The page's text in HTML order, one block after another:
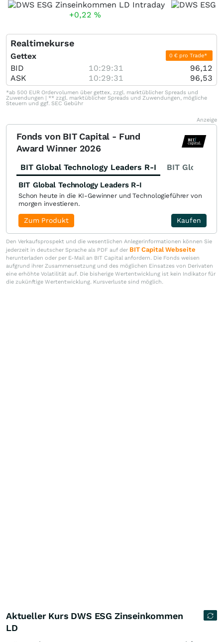
+0,22 %
Realtimekurse
Gettex 0 € pro Trade*
BID 10:29:31
96,12
ASK
10:29:31 96,53
*ab 500 EUR Ordervolumen über gettex, zzgl. marktüblicher Spreads und
Zuwendungen | ** zzgl. marktüblicher Spreads und Zuwendungen, mögliche
Steuern und ggf. SEC Gebühr
Anzeige
Fonds von BIT Capital - Fund
Award Winner 2026
BIT Global Technology Leaders R-I BIT Global
BIT Global Technology Leaders R-I
Schon heute in die KI-Gewinner und Technologieführer von
morgen investieren.
Kaufen
Zum Produkt
Den Verkaufsprospekt und die wesentlichen Anlegerinformationen können Sie
jederzeit in deutscher Sprache als PDF auf der BIT Capital Webseite
herunterladen oder per E-Mail an BIT Capital anfordern. Die Fonds weisen
aufgrund ihrer Zusammensetzung und des möglichen Einsatzes von Derivaten
eine erhöhte Volatilität auf. Die bisherige Wertentwicklung ist kein Indikator für
die zukünftige Wertentwicklung. Kursverluste sind möglich.
Aktueller Kurs DWS ESG Zinseinkommen
LD